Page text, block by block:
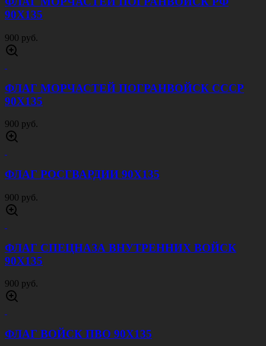
90Х135
900 руб.
ФЛАГ МОРЧАСТЕЙ ПОГРАНВОЙСК СССР
90Х135
900 руб.
ФЛАГ РОСГВАРДИИ 90Х135
900 руб.
ФЛАГ СПЕЦНАЗА ВНУТРЕННИХ ВОЙСК
90Х135
900 руб.
ФЛАГ ВОЙСК ПВО 90Х135